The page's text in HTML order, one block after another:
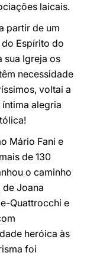
laicais.
partir de um
Espírito do
sua Igreja os
necessidade
voltai a
alegria
Mário Fani e
de 130
o caminho
de Joana
Quattrocchi e
heróica às
foi